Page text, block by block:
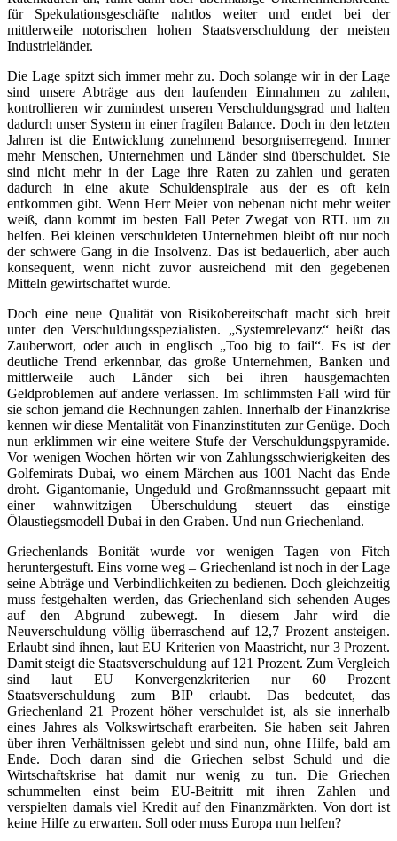
für Spekulationsgeschäfte nahtlos weiter und endet bei der
mittlerweile notorischen hohen Staatsverschuldung der meisten
Industrieländer.
Die Lage spitzt sich immer mehr zu. Doch solange wir in der Lage
sind unsere Abträge aus den laufenden Einnahmen zu zahlen,
kontrollieren wir zumindest unseren Verschuldungsgrad und halten
dadurch unser System in einer fragilen Balance. Doch in den letzten
Jahren ist die Entwicklung zunehmend besorgniserregend. Immer
mehr Menschen, Unternehmen und Länder sind überschuldet. Sie
sind nicht mehr in der Lage ihre Raten zu zahlen und geraten
dadurch in eine akute Schuldenspirale aus der es oft kein
entkommen gibt. Wenn Herr Meier von nebenan nicht mehr weiter
weiß, dann kommt im besten Fall Peter Zwegat von RTL um zu
helfen. Bei kleinen verschuldeten Unternehmen bleibt oft nur noch
der schwere Gang in die Insolvenz. Das ist bedauerlich, aber auch
konsequent, wenn nicht zuvor ausreichend mit den gegebenen
Mitteln gewirtschaftet wurde.
Doch eine neue Qualität von Risikobereitschaft macht sich breit
unter den Verschuldungsspezialisten. „Systemrelevanz“ heißt das
Zauberwort, oder auch in englisch „Too big to fail“. Es ist der
deutliche Trend erkennbar, das große Unternehmen, Banken und
mittlerweile auch Länder sich bei ihren hausgemachten
Geldproblemen auf andere verlassen. Im schlimmsten Fall wird für
sie schon jemand die Rechnungen zahlen. Innerhalb der Finanzkrise
kennen wir diese Mentalität von Finanzinstituten zur Genüge. Doch
nun erklimmen wir eine weitere Stufe der Verschuldungspyramide.
Vor wenigen Wochen hörten wir von Zahlungsschwierigkeiten des
Golfemirats Dubai, wo einem Märchen aus 1001 Nacht das Ende
droht. Gigantomanie, Ungeduld und Großmannssucht gepaart mit
einer wahnwitzigen Überschuldung steuert das einstige
Ölaustiegsmodell Dubai in den Graben. Und nun Griechenland.
Griechenlands Bonität wurde vor wenigen Tagen von Fitch
heruntergestuft. Eins vorne weg – Griechenland ist noch in der Lage
seine Abträge und Verbindlichkeiten zu bedienen. Doch gleichzeitig
muss festgehalten werden, das Griechenland sich sehenden Auges
auf den Abgrund zubewegt. In diesem Jahr wird die
Neuverschuldung völlig überraschend auf 12,7 Prozent ansteigen.
Erlaubt sind ihnen, laut EU Kriterien von Maastricht, nur 3 Prozent.
Damit steigt die Staatsverschuldung auf 121 Prozent. Zum Vergleich
sind laut EU Konvergenzkriterien nur 60 Prozent
Staatsverschuldung zum BIP erlaubt. Das bedeutet, das
Griechenland 21 Prozent höher verschuldet ist, als sie innerhalb
eines Jahres als Volkswirtschaft erarbeiten. Sie haben seit Jahren
über ihren Verhältnissen gelebt und sind nun, ohne Hilfe, bald am
Ende. Doch daran sind die Griechen selbst Schuld und die
Wirtschaftskrise hat damit nur wenig zu tun. Die Griechen
schummelten einst beim EU-Beitritt mit ihren Zahlen und
verspielten damals viel Kredit auf den Finanzmärkten. Von dort ist
keine Hilfe zu erwarten. Soll oder muss Europa nun helfen?